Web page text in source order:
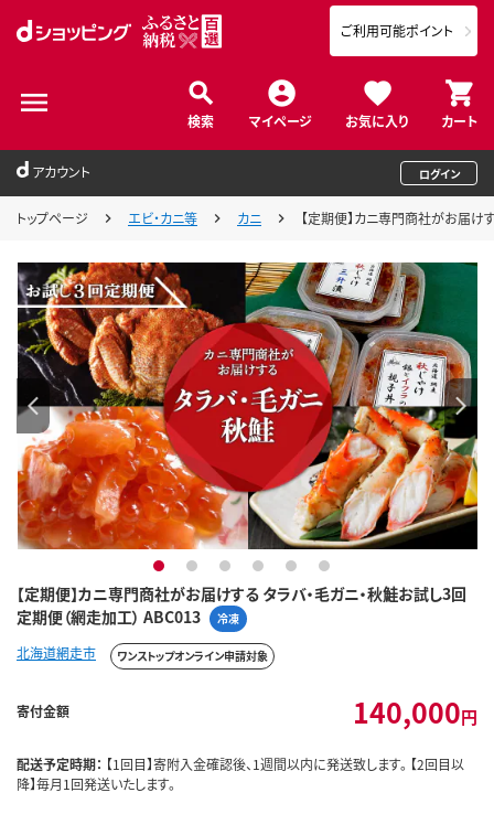
検索 マイページ お気に入り カート
ご利用可能ポイント
アカウント ログイン
トップページ エビ・カニ等 カニ 【定期便】カニ専門商社がお届け
【定期便】カニ専門商社がお届けする タラバ・毛ガニ・秋鮭お試し3回
定期便（網走加工） ABC013
冷凍
1 2 3 4 5 6
北海道網走市 ワンストップオンライン申請対象
寄付金額 140,000円
配送予定時期： 【1回目】寄附入金確認後、1週間以内に発送致します。 【2回目以
降】毎月1回発送いたします。